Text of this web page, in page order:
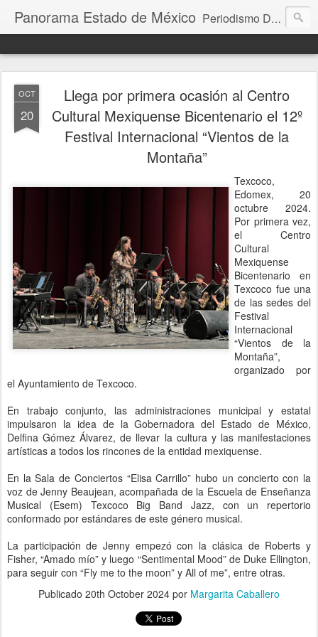
Panorama Estado de México Periodismo Digital
OCT
20
Llega por primera ocasión al Centro
Cultural Mexiquense Bicentenario el 12º
Festival Internacional “Vientos de la
Montaña”
Texcoco,
Edomex, 20
octubre 2024.
Por primera vez,
el Centro
Cultural
Mexiquense
Bicentenario en
Texcoco fue una
de las sedes del
Festival
Internacional
“Vientos de la
Montaña”,
organizado por
el Ayuntamiento de Texcoco.
En trabajo conjunto, las administraciones municipal y estatal
impulsaron la idea de la Gobernadora del Estado de México,
Delfina Gómez Álvarez, de llevar la cultura y las manifestaciones
artísticas a todos los rincones de la entidad mexiquense.
En la Sala de Conciertos “Elisa Carrillo” hubo un concierto con la
voz de Jenny Beaujean, acompañada de la Escuela de Enseñanza
Musical (Esem) Texcoco Big Band Jazz, con un repertorio
conformado por estándares de este género musical.
La participación de Jenny empezó con la clásica de Roberts y
Fisher, “Amado mío” y luego “Sentimental Mood” de Duke Ellington,
para seguir con “Fly me to the moon” y All of me”, entre otras.
Publicado 20th October 2024 por Margarita Caballero